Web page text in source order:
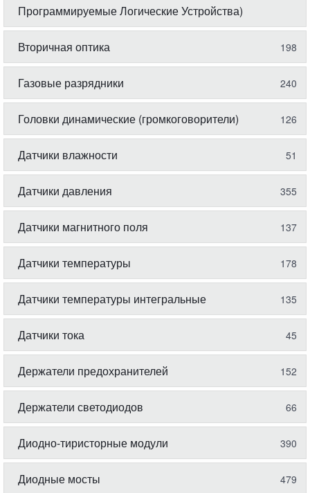
Программируемые Логические Устройства)
Вторичная оптика 198
Газовые разрядники 240
Головки динамические (громкоговорители) 126
Датчики влажности 51
Датчики давления 355
Датчики магнитного поля 137
Датчики температуры 178
Датчики температуры интегральные 135
Датчики тока 45
Держатели предохранителей 152
Держатели светодиодов 66
Диодно-тиристорные модули 390
Диодные мосты 479